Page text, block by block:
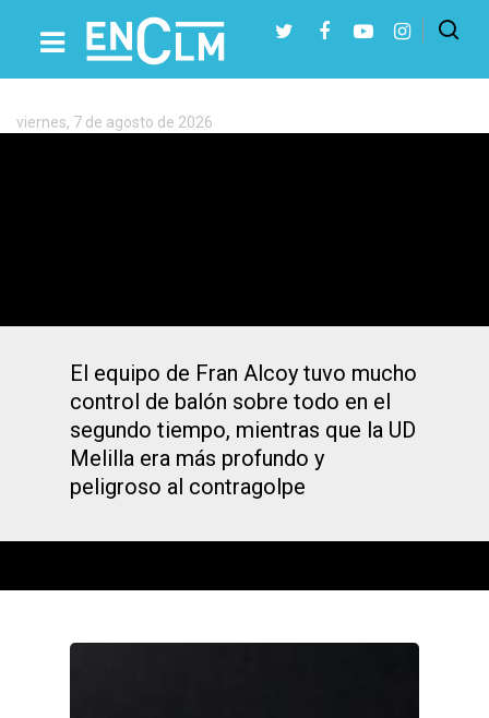
Etiqueta:
Fran
Alcoy
Presiona Intro para buscar o ESC para cerrar
viernes, 7 de agosto de 2026
El equipo de Fran Alcoy tuvo mucho
control de balón sobre todo en el
segundo tiempo, mientras que la UD
Melilla era más profundo y
peligroso al contragolpe